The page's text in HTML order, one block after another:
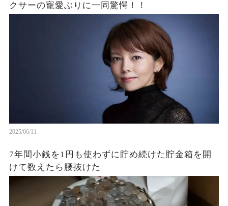
クサーの寵愛ぶりに一同驚愕！！
2025/06/11
7年間小銭を1円も使わずに貯め続けた貯金箱を開
けて数えたら腰抜けた